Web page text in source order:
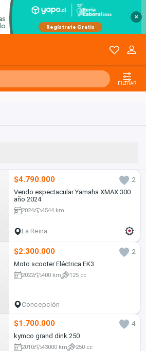
×
FILTRAR
$4.790.000
2
Vendo espectacular Yamaha XMAX 300
año 2024
2024 4544 km
La Reina
$2.300.000
2
Moto scooter Eléctrica EK3
2022 400 km 125 cc
Concepción
$1.700.000
4
kymco grand dink 250
2010 43000 km 250 cc